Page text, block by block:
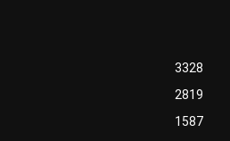
3328
2819
1587